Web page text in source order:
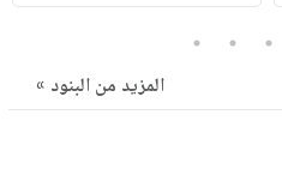
3
4
5
المزيد من البنود »